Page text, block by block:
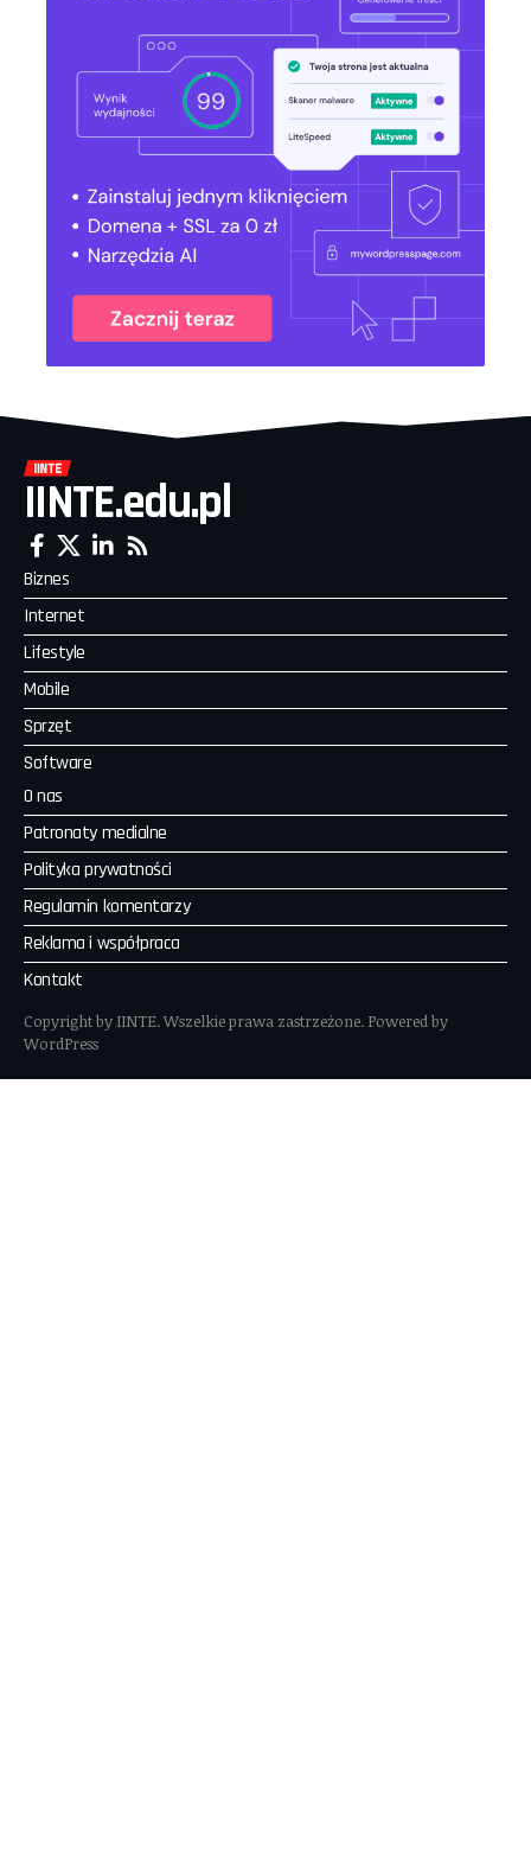
IINTE.edu.pl
Biznes
Internet
Lifestyle
Mobile
Sprzęt
Software
O nas
Patronaty medialne
Polityka prywatności
Regulamin komentarzy
Reklama i współpraca
Kontakt
Copyright by IINTE. Wszelkie prawa zastrzeżone. Powered by
WordPress